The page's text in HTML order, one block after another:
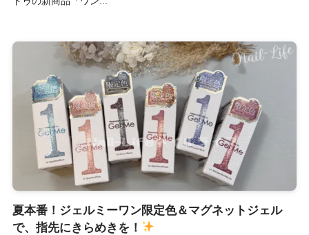
夏本番！ジェルミーワン限定色＆マグネットジェル
で、指先にきらめきを！